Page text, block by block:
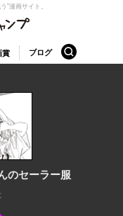
”漫画サイト。
賞 ブログ 検索
のセーラー服